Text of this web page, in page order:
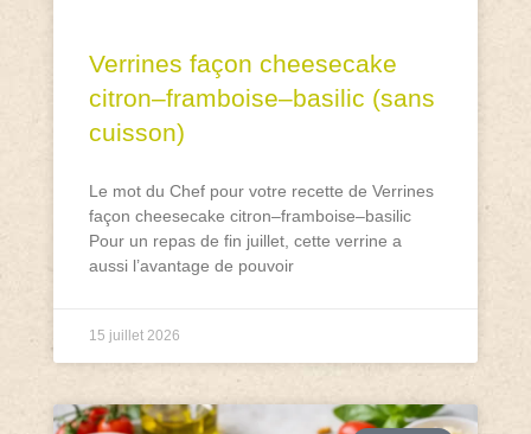
Verrines façon cheesecake
citron–framboise–basilic (sans
cuisson)
Le mot du Chef pour votre recette de Verrines
façon cheesecake citron–framboise–basilic
Pour un repas de fin juillet, cette verrine a
aussi l’avantage de pouvoir
15 juillet 2026